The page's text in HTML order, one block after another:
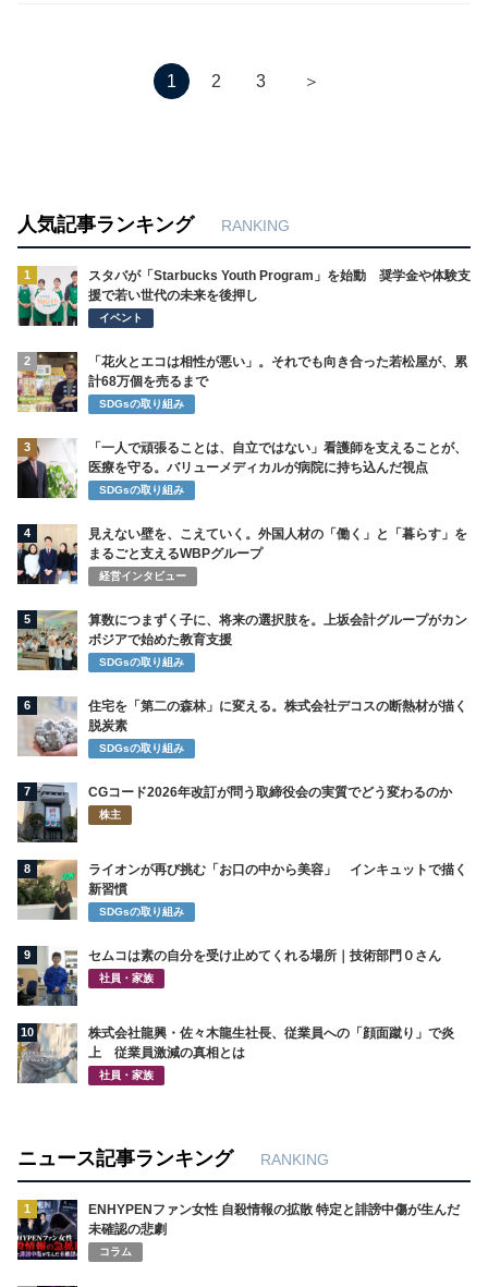
1 2 3 ＞
人気記事ランキング RANKING
1
スタバが「Starbucks Youth Program」を始動 奨学金や体験支
援で若い世代の未来を後押し
イベント
2
「花火とエコは相性が悪い」。それでも向き合った若松屋が、累
計68万個を売るまで
SDGsの取り組み
3
「一人で頑張ることは、自立ではない」看護師を支えることが、
医療を守る。バリューメディカルが病院に持ち込んだ視点
SDGsの取り組み
4
見えない壁を、こえていく。外国人材の「働く」と「暮らす」を
まるごと支えるWBPグループ
経営インタビュー
5
算数につまずく子に、将来の選択肢を。上坂会計グループがカン
ボジアで始めた教育支援
SDGsの取り組み
6
住宅を「第二の森林」に変える。株式会社デコスの断熱材が描く
脱炭素
SDGsの取り組み
7 CGコード2026年改訂が問う取締役会の実質でどう変わるのか
株主
8
ライオンが再び挑む「お口の中から美容」 インキュットで描く
新習慣
SDGsの取り組み
9 セムコは素の自分を受け止めてくれる場所｜技術部門０さん
社員・家族
10
株式会社龍興・佐々木龍生社長、従業員への「顔面蹴り」で炎
上 従業員激減の真相とは
社員・家族
ニュース記事ランキング RANKING
1
ENHYPENファン女性 自殺情報の拡散 特定と誹謗中傷が生んだ
未確認の悲劇
コラム